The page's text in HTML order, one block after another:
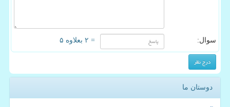
سوال: = ۲ بعلاوه ۵
دوستان ما